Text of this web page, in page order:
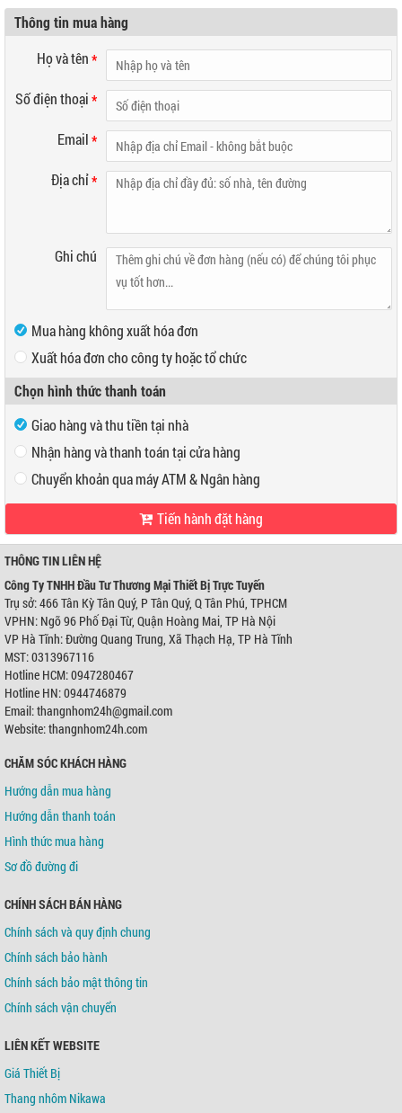
khác
Thông tin mua hàng
Họ và tên*
Số điện thoại*
Email*
Địa chỉ*
Ghi chú
Mua hàng không xuất hóa đơn
Xuất hóa đơn cho công ty hoặc tổ chức
Mã số thuế
Địa chỉ
Chọn hình thức thanh toán
Giao hàng và thu tiền tại nhà
Nhận hàng và thanh toán tại cửa hàng
Địa chỉ:466 Tân Kỳ Tân Quý, P Tân Quý, Q Tân Phú, TPHCM
Điện thoại:
VP Hà Nội:
Địa chỉ:Ngõ 96 Phố Đại Từ, Quận Hoàng Mai, TP Hà Nội
Điện thoại:0944746879
Chuyển khoản qua máy ATM & Ngân hàng
Ngân hàng Ngoại thương Việt Nam
Chi nhánh:Chi nhánh Hùng Vương
Chủ TK:Công ty TNHH Đầu Tư TM Thiết Bị Trực Tuyến
Số TK:0421000489933
Chủ TK:
Số TK:
Tiến hành đặt hàng
THÔNG TIN LIÊN HỆ
Công Ty TNHH Đầu Tư Thương Mại Thiết Bị Trực Tuyến
Trụ sở: 466 Tân Kỳ Tân Quý, P Tân Quý, Q Tân Phú, TPHCM
VPHN: Ngõ 96 Phố Đại Từ, Quận Hoàng Mai, TP Hà Nội
VP Hà Tĩnh: Đường Quang Trung, Xã Thạch Hạ, TP Hà Tĩnh
MST: 0313967116
Hotline HCM: 0947280467
Hotline HN: 0944746879
Email: thangnhom24h@gmail.com
Website: thangnhom24h.com
CHĂM SÓC KHÁCH HÀNG
Hướng dẫn mua hàng
Hướng dẫn thanh toán
Hình thức mua hàng
Sơ đồ đường đi
CHÍNH SÁCH BÁN HÀNG
Chính sách và quy định chung
Chính sách bảo hành
Chính sách bảo mật thông tin
Chính sách vận chuyển
LIÊN KẾT WEBSITE
Giá Thiết Bị
Thang nhôm Nikawa